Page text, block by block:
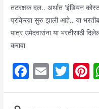
तटरक्षक दल.. अर्थात ‘इंडियन कोस्ट
प्रक्रिया सुरु झाली आहे.. या
पात्र उमेदवारांना या भरतीसाठी
करावा
F
a
E
m
T
w